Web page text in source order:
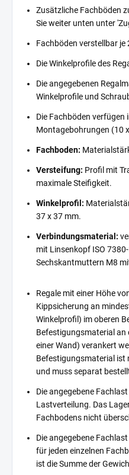
Zusätzliche Fachböden
Sie weiter unten unter
Fachböden verstellbar je
Die Winkelprofile des
Die angegebenen
Winkelprofile und
Die Fachböden verfügen
Montagebohrungen (10
Fachboden:
Versteifung: Profil mit
maximale Steifigkeit.
Winkelprofil:
37 x 37 mm.
Verbindungsmaterial:
mit Linsenkopf ISO
Sechskantmuttern M8
Regale mit einer Höhe
Kippsicherung an
Winkelprofil) im oberen
Befestigungsmaterial an
einer Wand) verankert
Befestigungsmaterial ist
und muss separat
Die angegebene
Lastverteilung. Das
Fachbodens nicht
Die angegebene
für jeden einzelnen
ist die Summe der